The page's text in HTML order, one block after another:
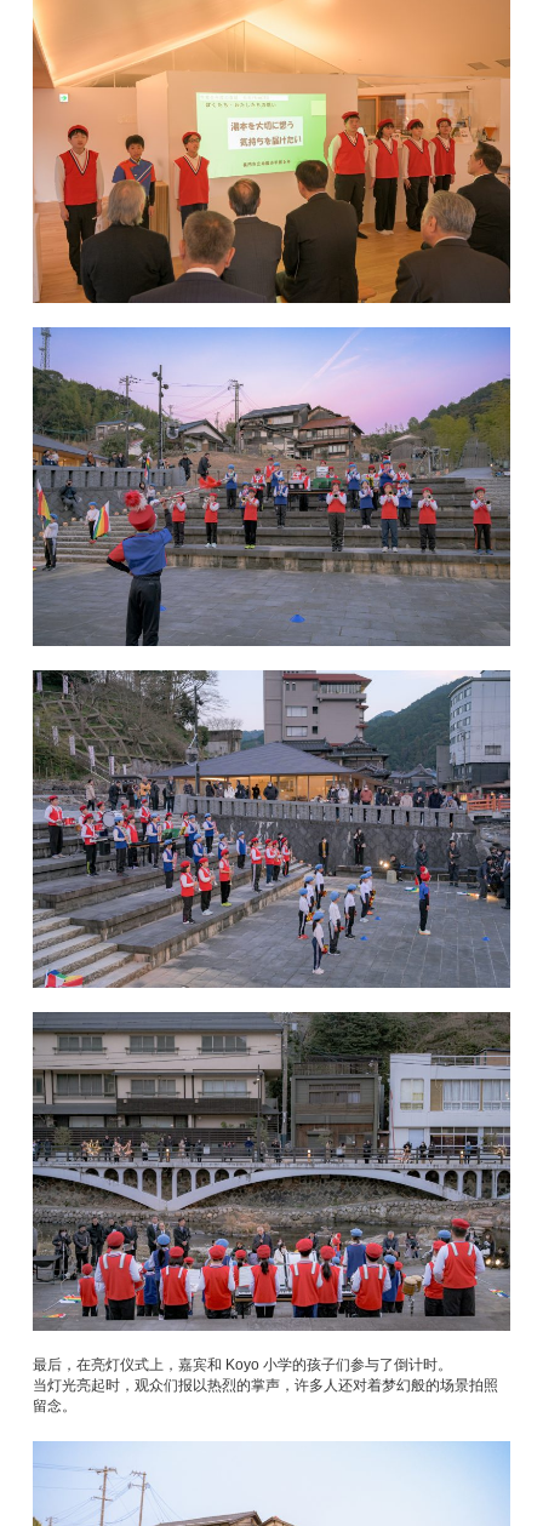
最后，在亮灯仪式上，嘉宾和 Koyo 小学的孩子们参与了倒计时。
当灯光亮起时，观众们报以热烈的掌声，许多人还对着梦幻般的场景拍照
留念。